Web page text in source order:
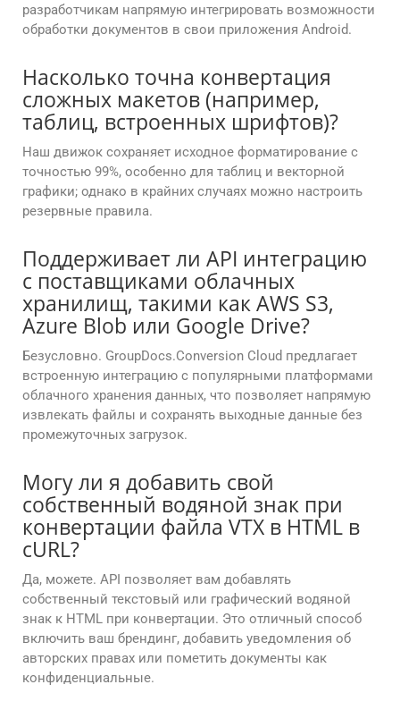
разработчикам напрямую интегрировать возможности
обработки документов в свои приложения Android.
Насколько точна конвертация
сложных макетов (например,
таблиц, встроенных шрифтов)?
Наш движок сохраняет исходное форматирование с
точностью 99%, особенно для таблиц и векторной
графики; однако в крайних случаях можно настроить
резервные правила.
Поддерживает ли API интеграцию
с поставщиками облачных
хранилищ, такими как AWS S3,
Azure Blob или Google Drive?
Безусловно. GroupDocs.Conversion Cloud предлагает
встроенную интеграцию с популярными платформами
облачного хранения данных, что позволяет напрямую
извлекать файлы и сохранять выходные данные без
промежуточных загрузок.
Могу ли я добавить свой
собственный водяной знак при
конвертации файла VTX в HTML в
cURL?
Да, можете. API позволяет вам добавлять
собственный текстовый или графический водяной
знак к HTML при конвертации. Это отличный способ
включить ваш брендинг, добавить уведомления об
авторских правах или пометить документы как
конфиденциальные.